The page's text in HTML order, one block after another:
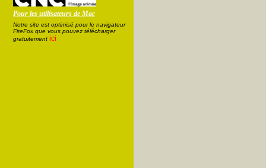
Pour les utilisateurs de Mac
Notre site est optimisé pour le navigateur
FireFox que vous pouvez télécharger
gratuitement ici